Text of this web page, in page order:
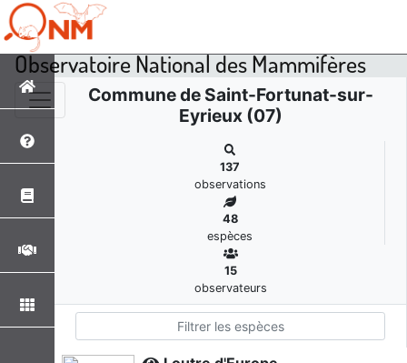
Observatoire National des Mammifères
Commune de Saint-Fortunat-sur-
Eyrieux (07)
137
observations
48
espèces
15
observateurs